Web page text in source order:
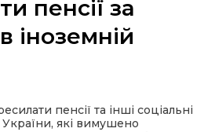
пенсії за
іноземній
пенсії та інші соціальні
які вимушено